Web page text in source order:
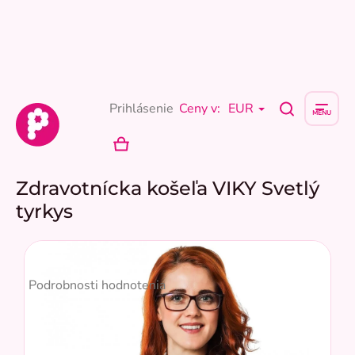
Ceny v: EUR
Prihlásenie
NÁKUPNÝ
Zdravotnícka košeľa VIKY Svetlý
tyrkys
hodnotenie
Podrobnosti hodnotenia